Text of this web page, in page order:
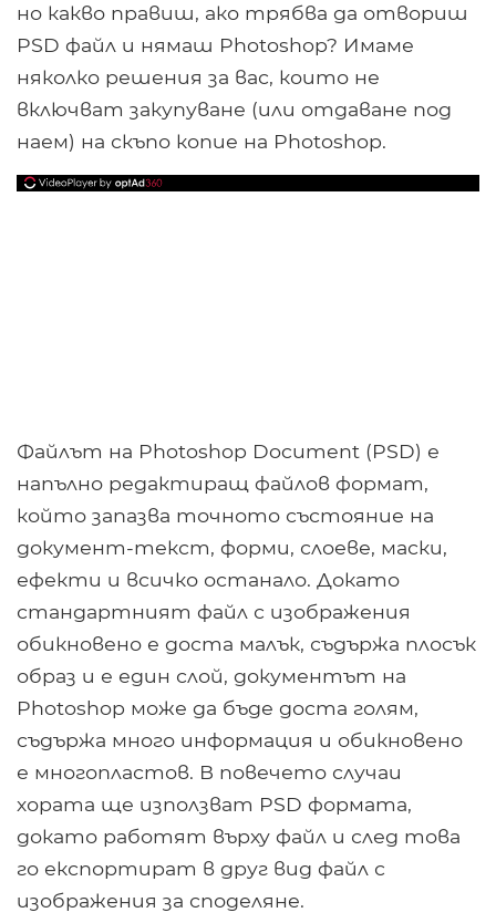
но какво правиш, ако трябва да отвориш
PSD файл и нямаш Photoshop? Имаме
няколко решения за вас, които не
включват закупуване (или отдаване под
наем) на скъпо копие на Photoshop.
Файлът на Photoshop Document (PSD) е
напълно редактиращ файлов формат,
който запазва точното състояние на
документ-текст, форми, слоеве, маски,
ефекти и всичко останало. Докато
стандартният файл с изображения
обикновено е доста малък, съдържа плосък
образ и е един слой, документът на
Photoshop може да бъде доста голям,
съдържа много информация и обикновено
е многопластов. В повечето случаи
хората ще използват PSD формата,
докато работят върху файл и след това
го експортират в друг вид файл с
изображения за споделяне.